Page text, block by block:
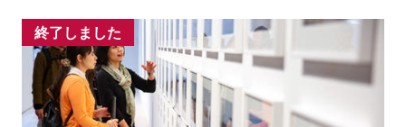
終了しました